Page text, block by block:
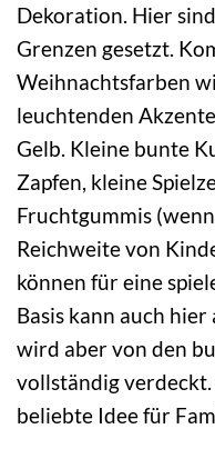
Dekoration. Hier
Grenzen gesetzt.
Weihnachtsfarben
leuchtenden
Gelb. Kleine bunte
Zapfen, kleine
Fruchtgummis
Reichweite von
können für eine
Basis kann auch
wird aber von den
vollständig
beliebte Idee für